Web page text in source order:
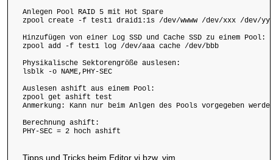
Anlegen Pool RAID 5 mit Hot Spare
zpool create -f test1 draid1:1s /dev/wwww /dev/xxx /dev/
Hinzufügen von einer Log SSD und Cache SSD zu einem Pool:
zpool add -f test1 log /dev/aaa cache /dev/bbb
Physikalische Sektorengröße auslesen:
lsblk -o NAME,PHY-SEC
Auslesen ashift aus einem Pool:
zpool get ashift test
Anmerkung: Kann nur beim Anlgen des Pools vorgegeben
Berechnung ashift:
PHY-SEC = 2 hoch ashift
Tipps und Tricks beim Editor vi bzw. vim.